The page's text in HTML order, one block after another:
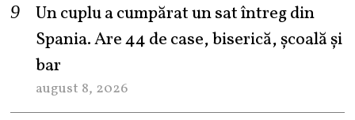
Un cuplu a cumpărat un sat întreg din
Spania. Are 44 de case, biserică, școală și
bar
august 8, 2026